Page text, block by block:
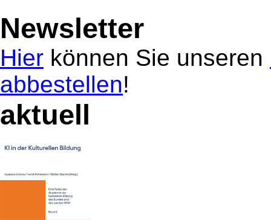
Newsletter
Hier können Sie unseren
abbestellen!
aktuell